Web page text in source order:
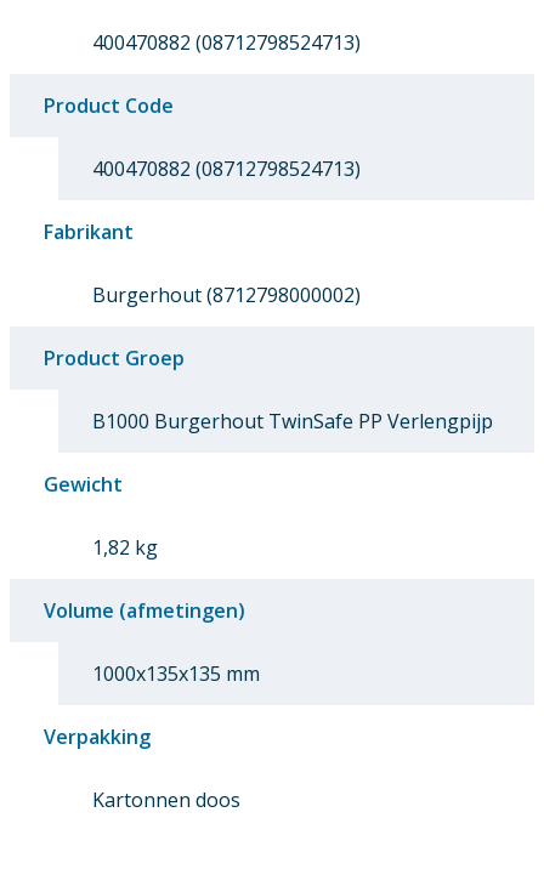
400470882 (08712798524713)
Product Code
400470882 (08712798524713)
Fabrikant
Burgerhout (8712798000002)
Product Groep
B1000 Burgerhout TwinSafe PP Verlengpijp
Gewicht
1,82 kg
Volume (afmetingen)
1000x135x135 mm
Verpakking
Kartonnen doos